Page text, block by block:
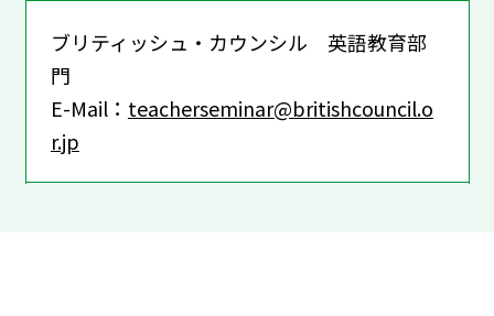
ブリティッシュ・カウンシル 英語教育部
門
E-Mail： teacherseminar@britishcouncil.o
r.jp